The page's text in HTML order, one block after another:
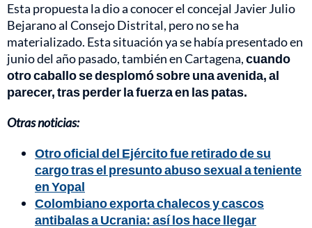
Esta propuesta la dio a conocer el concejal Javier Julio
Bejarano al Consejo Distrital, pero no se ha
materializado. Esta situación ya se había presentado en
junio del año pasado, también en Cartagena,cuando
otro caballo se desplomó sobre una avenida, al
parecer, tras perder la fuerza en las patas.
Otras noticias:
Otro oficial del Ejército fue retirado de su
cargo tras el presunto abuso sexual a teniente
en Yopal
Colombiano exporta chalecos y cascos
antibalas a Ucrania: así los hace llegar